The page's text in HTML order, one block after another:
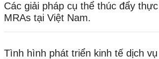
Các giải pháp cụ thể thúc đẩy
MRAs tại Việt Nam.
Tình hình phát triển kinh tế dịch vụ